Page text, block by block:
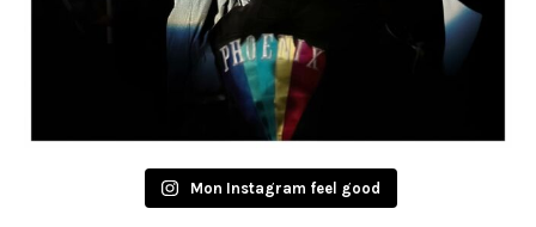
Mon Instagram feel good